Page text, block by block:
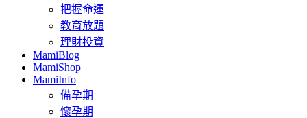
把握命運
教育放題
理財投資
MamiBlog
MamiShop
MamiInfo
備孕期
懷孕期